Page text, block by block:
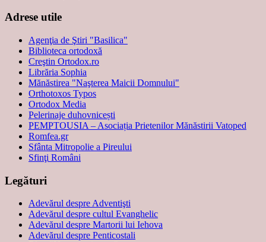
Adrese utile
Agenţia de Ştiri "Basilica"
Biblioteca ortodoxă
Creştin Ortodox.ro
Librăria Sophia
Mănăstirea "Naşterea Maicii Domnului"
Orthotoxos Typos
Ortodox Media
Pelerinaje duhovnicești
PEMPTOUSIA – Asociația Prietenilor Mănăstirii Vatoped
Romfea.gr
Sfânta Mitropolie a Pireului
Sfinţi Români
Legături
Adevărul despre Adventişti
Adevărul despre cultul Evanghelic
Adevărul despre Martorii lui Iehova
Adevărul despre Penticostali